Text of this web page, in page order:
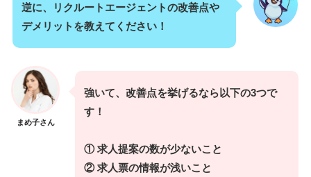
逆に、リクルートエージェントの改善点や
デメリットを教えてください！
まめ子さん
強いて、改善点を挙げるなら以下の3つで
す！
① 求人提案の数が少ないこと
② 求人票の情報が浅いこと